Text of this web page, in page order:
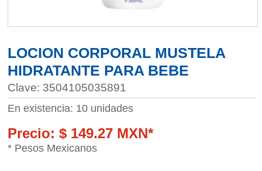
LOCION CORPORAL MUSTELA
HIDRATANTE PARA BEBE
Clave: 3504105035891
En existencia: 10 unidades
Precio: $ 149.27 MXN*
* Pesos Mexicanos